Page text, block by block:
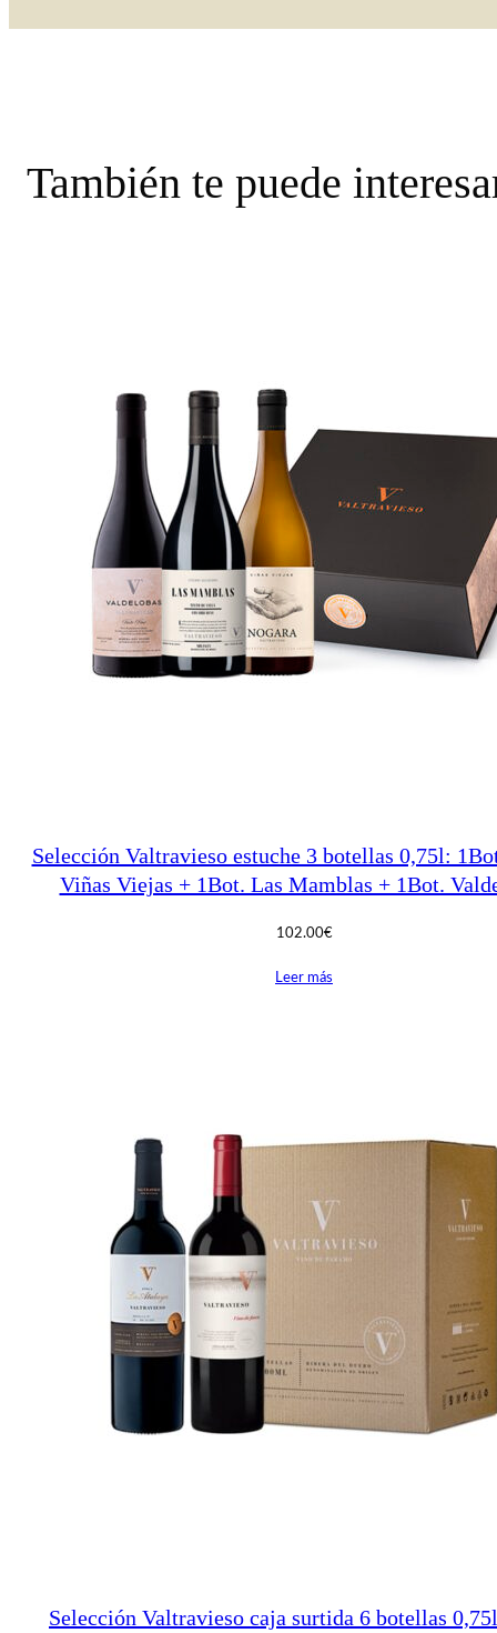
También te puede
Selección Valtravieso estuche 3 botellas 0,75l:
Viñas Viejas + 1Bot. Las Mamblas + 1Bot.
102.00€
Leer más
Selección Valtravieso caja surtida 6 botellas